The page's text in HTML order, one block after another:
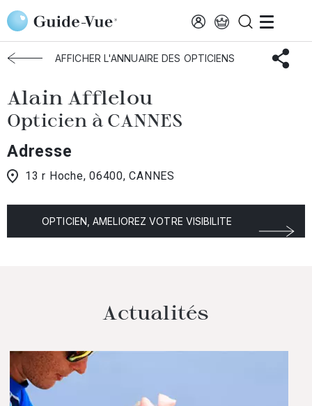
Aller au contenu principal
Accueil Choisir mon opticien Alain Afflelou
AFFICHER L'ANNUAIRE DES OPTICIENS
Alain Afflelou
Opticien à CANNES
Adresse
13 r Hoche, 06400, CANNES
OPTICIEN, AMELIOREZ VOTRE VISIBILITE
Actualités